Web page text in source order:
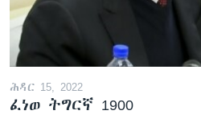
ቂሔ ጽልሚ
ሕዳር 15, 2022
ፈነወ ትግርኛ 1900